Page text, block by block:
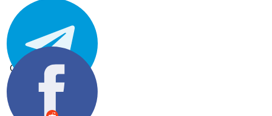
Chia sẻ: